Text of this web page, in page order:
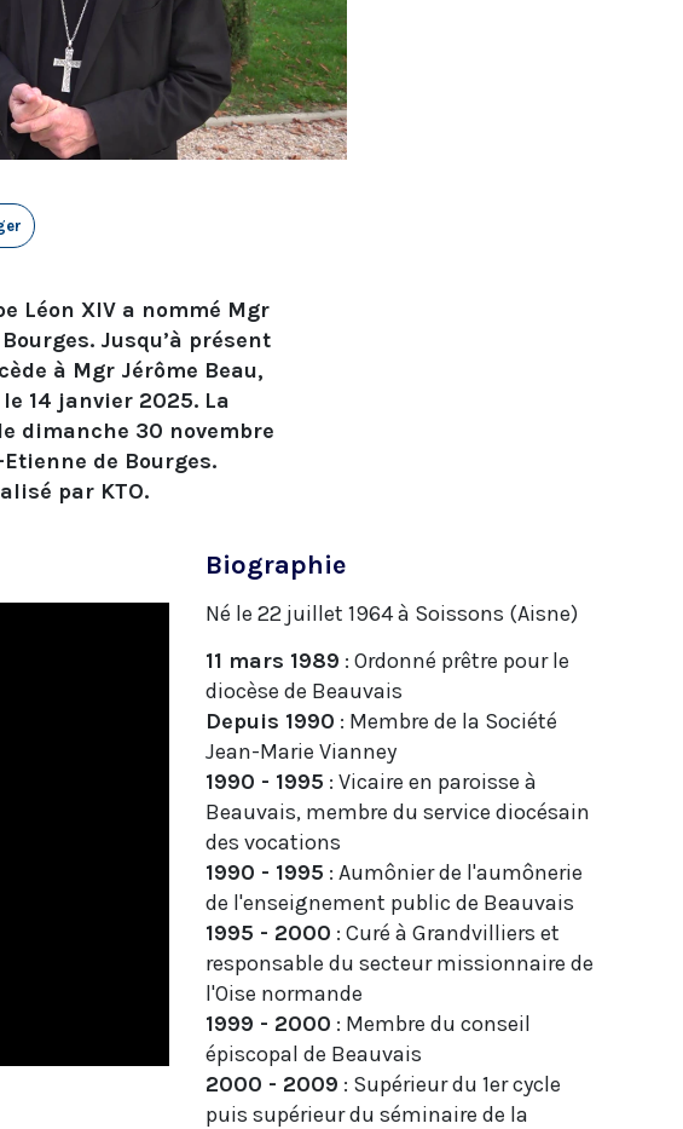
Léon XIV a nommé Mgr
Jusqu’à présent
à Mgr Jérôme Beau,
14 janvier 2025. La
dimanche 30 novembre
de Bourges.
par KTO.
Biographie
Né le 22 juillet 1964 à Soissons (Aisne)
11 mars 1989 : Ordonné prêtre pour le
diocèse de Beauvais
Depuis 1990 : Membre de la Société
Jean-Marie Vianney
1990 - 1995 : Vicaire en paroisse à
Beauvais, membre du service diocésain
des vocations
1990 - 1995 : Aumônier de l'aumônerie
de l'enseignement public de Beauvais
1995 - 2000 : Curé à Grandvilliers et
responsable du secteur missionnaire de
l'Oise normande
1999 - 2000 : Membre du conseil
épiscopal de Beauvais
2000 - 2009 : Supérieur du 1er cycle
puis supérieur du séminaire de la